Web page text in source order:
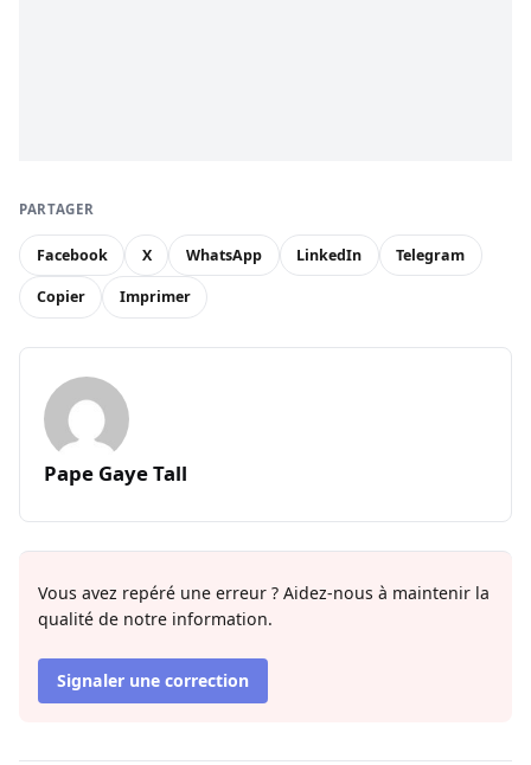
PARTAGER
Facebook X WhatsApp LinkedIn Telegram
Copier Imprimer
Pape Gaye Tall
Vous avez repéré une erreur ? Aidez-nous à maintenir la
qualité de notre information.
Signaler une correction